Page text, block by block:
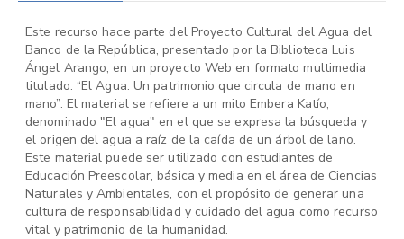
Este recurso hace parte del Proyecto Cultural del Agua del
Banco de la República, presentado por la Biblioteca Luis
Ángel Arango, en un proyecto Web en formato multimedia
titulado: “El Agua: Un patrimonio que circula de mano en
mano”. El material se refiere a un mito Embera Katío,
denominado "El agua" en el que se expresa la búsqueda y
el origen del agua a raíz de la caída de un árbol de lano.
Este material puede ser utilizado con estudiantes de
Educación Preescolar, básica y media en el área de Ciencias
Naturales y Ambientales, con el propósito de generar una
cultura de responsabilidad y cuidado del agua como recurso
vital y patrimonio de la humanidad.